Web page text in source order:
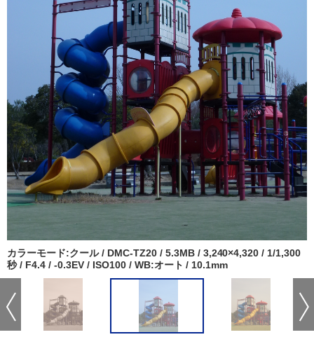
カラーモード:クール / DMC-TZ20 / 5.3MB / 3,240×4,320 / 1/1,300
秒 / F4.4 / -0.3EV / ISO100 / WB:オート / 10.1mm